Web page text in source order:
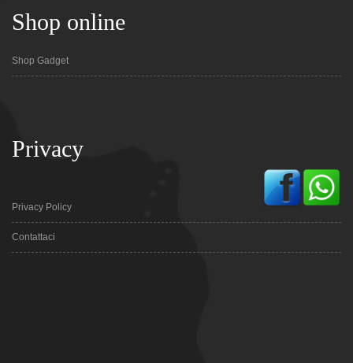
Shop online
Shop Gadget
Privacy
Privacy Policy
Contattaci